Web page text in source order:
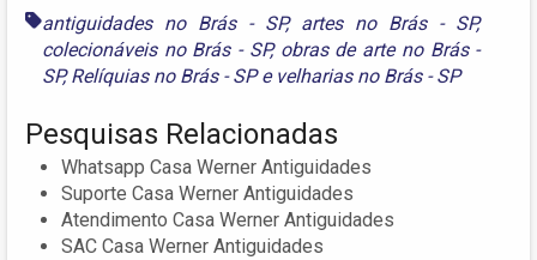
antiguidades no Brás - SP, artes no Brás - SP,
colecionáveis no Brás - SP, obras de arte no Brás -
SP,Relíquias no Brás - SPe velharias no Brás - SP
Pesquisas Relacionadas
Whatsapp Casa Werner Antiguidades
Suporte Casa Werner Antiguidades
Atendimento Casa Werner Antiguidades
SAC Casa Werner Antiguidades